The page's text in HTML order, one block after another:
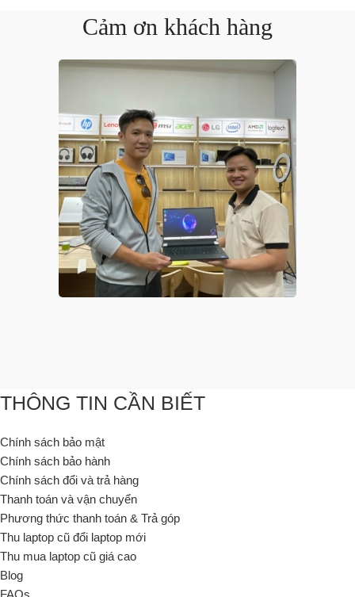
Cảm ơn khách hàng
THÔNG TIN CẦN BIẾT
Chính sách bảo mật
Chính sách bảo hành
Chính sách đổi và trả hàng
Thanh toán và vận chuyển
Phương thức thanh toán & Trả góp
Thu laptop cũ đổi laptop mới
Thu mua laptop cũ giá cao
Blog
FAQs